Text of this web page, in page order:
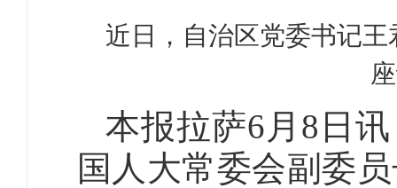
近日，自治区党委书记
本报拉萨6月8日
国人大常委会副委